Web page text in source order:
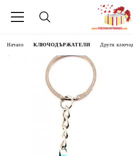
Начало КЛЮЧОДЪРЖАТЕЛИ Други